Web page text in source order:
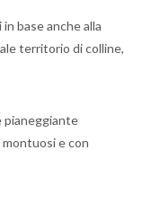
base anche alla
territorio di colline,
pianeggiante
e con